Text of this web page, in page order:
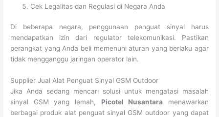
Cek Legalitas dan Regulasi di Negara Anda
Di beberapa negara, penggunaan penguat sinyal harus
mendapatkan izin dari regulator telekomunikasi. Pastikan
perangkat yang Anda beli memenuhi aturan yang berlaku agar
tidak mengganggu jaringan operator lain.
Supplier Jual Alat Penguat Sinyal GSM Outdoor
Jika Anda sedang mencari solusi untuk mengatasi masalah
sinyal GSM yang lemah, Picotel Nusantara menawarkan
berbagai produk alat penguat sinyal GSM outdoor yang dapat